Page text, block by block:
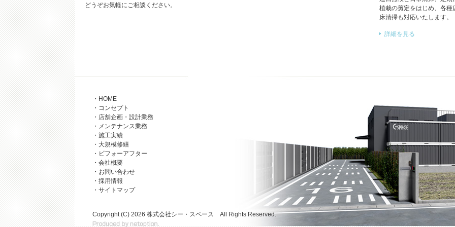
どうぞお気軽にご相談ください。
植栽の剪定をはじめ、各種
床清掃も対応いたします。
詳細を見る
・HOME
・コンセプト
・店舗企画・設計業務
・メンテナンス業務
・施工実績
・大規模修繕
・ビフォーアフター
・会社概要
・お問い合わせ
・採用情報
・サイトマップ
Copyright (C) 2026 株式会社シー・スペース All Rights Reserved.